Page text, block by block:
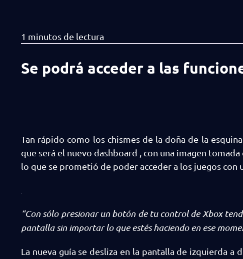
Se podrá acceder a las
Tan rápido como los chismes de la doña de la
que será el nuevo dashboard , con una imagen
lo que se prometió de poder acceder a los juegos con
“Con sólo presionar un botón de tu control de Xbox
pantalla sin importar lo que estés haciendo en ese
La nueva guía se desliza en la pantalla de izquierda